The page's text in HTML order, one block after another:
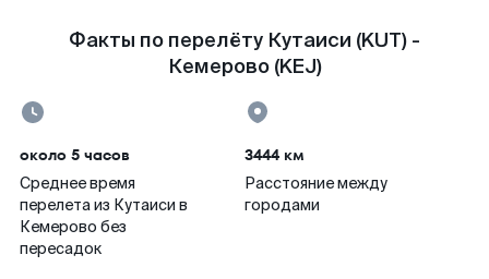
Факты по перелёту Кутаиси (KUT) -
Кемерово (KEJ)
около 5 часов
Среднее время
перелета из Кутаиси в
Кемерово без
пересадок
3444 км
Расстояние между
городами